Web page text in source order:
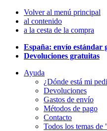
Volver al menú principal
al contenido
a la cesta de la compra
España: envío estándar
Devoluciones gratuitas
Ayuda
¿Dónde está mi
Devoluciones
Gastos de envío
Métodos de pago
Contacto
Todos los temas